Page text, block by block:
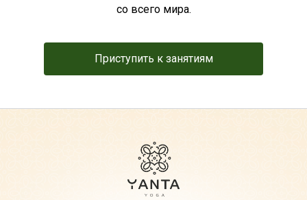
со всего мира.
Приступить к занятиям